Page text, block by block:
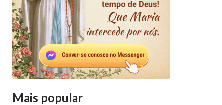
Mais popular